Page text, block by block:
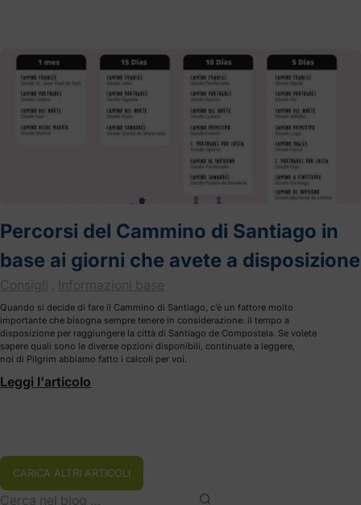
Percorsi del Cammino di Santiago in
base ai giorni che avete a disposizione
Consigli Informazioni base
Quando si decide di fare il Cammino di Santiago, c’è un fattore molto
importante che bisogna sempre tenere in considerazione: il tempo a
disposizione per raggiungere la città di Santiago de Compostela. Se volete
sapere quali sono le diverse opzioni disponibili, continuate a leggere,
noi di Pilgrim abbiamo fatto i calcoli per voi.
Leggi l'articolo
CARICA ALTRI ARTICOLI